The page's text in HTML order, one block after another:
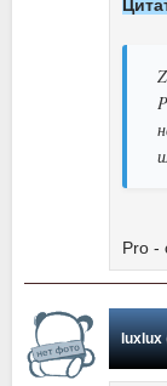
Pro -
luxlux